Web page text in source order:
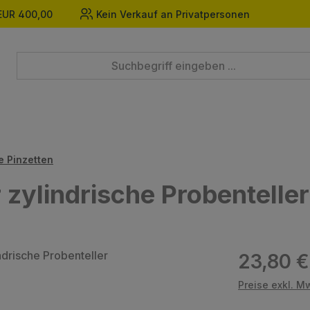
400,00 Kein Verkauf an Privatpersonen
Pinzetten
Probenteller
Regulärer
23,80 €
Preise exkl.